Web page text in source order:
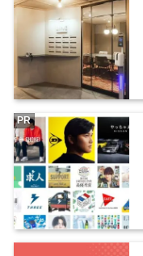
PR